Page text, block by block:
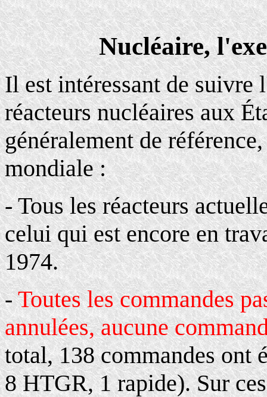
Nucléaire,
Il est intéressant de suivre
réacteurs nucléaires aux
généralement de
mondiale :
- Tous les réacteurs
celui qui est encore en
1974.
-Toutes les commandes
annulées, aucune
total, 138 commandes ont
8 HTGR, 1 rapide). Sur